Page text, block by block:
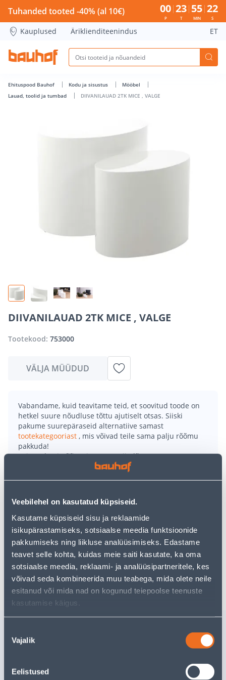
Veebilehel on kasutatud küpsiseid.
Kasutame küpsiseid sisu ja reklaamide
isikupärastamiseks, sotsiaalse meedia funktsioonide
pakkumiseks ning liikluse analüüsimiseks. Edastame
teavet selle kohta, kuidas meie saiti kasutate, ka oma
sotsiaalse meedia, reklaami- ja analüüsipartneritele, kes
võivad seda kombineerida muu teabega, mida olete neile
esitanud või mida nad on kogunud teiepoolse teenuste
kasutamise käigus.
valik
Vajalik
Eelistused
DIIVANILAUAD 2TK MICE , VALGE - Bauhof has loaded
Tuhanded tooted -40% (al 10€) 00
P
23
T
55
MIN
22
S
Kauplused Äriklienditeenindus ET
Ehituspood Bauhof Kodu ja sisustus
Mööbel
Lauad, toolid ja tumbad
DIIVANILAUAD 2TK MICE , VALGE
DIIVANILAUAD 2TK MICE , VALGE
Tootekood: 753000
VÄLJA MÜÜDUD
Vabandame, kuid teavitame teid, et soovitud toode on
hetkel suure nõudluse tõttu ajutiselt otsas. Siiski
pakume suurepäraseid alternatiive samast
tootekategooriast , mis võivad teile sama palju rõõmu
pakkuda!
Teie ostlemisrõõm ei pea aga siin lõppema - oma
uurimistööd saate jätkata, naastes
• 14-päevane tagastusõigus.
• HANKIJA LAOST TELLITAV TOODE
Tarne pole võimalik
Tarne pole